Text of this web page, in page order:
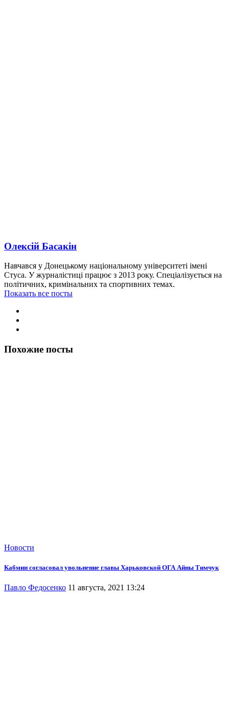
Олексій Басакін
Навчався у Донецькому національному університеті імені
Стуса. У журналістиці працює з 2013 року. Спеціалізується на
політичних, кримінальних та спортивних темах.
Показать все посты
Похожие посты
Новости
Кабмин согласовал увольнение главы Харьковской ОГА Айны Тимчук
Павло Федосенко 11 августа, 2021 13:24